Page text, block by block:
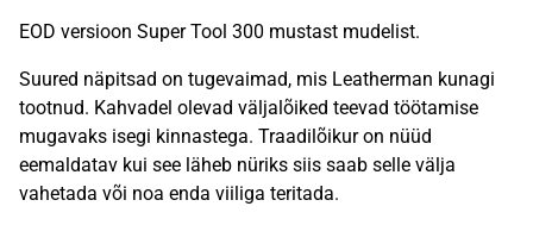
EOD versioon Super Tool 300 mustast mudelist.
Suured näpitsad on tugevaimad, mis Leatherman kunagi
tootnud. Kahvadel olevad väljalõiked teevad töötamise
mugavaks isegi kinnastega. Traadilõikur on nüüd
eemaldatav kui see läheb nüriks siis saab selle välja
vahetada või noa enda viiliga teritada.